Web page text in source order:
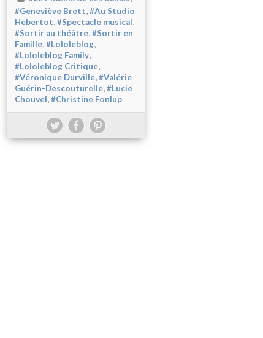
#Geneviève Brett,#Au Studio
Hebertot,#Spectacle musical,
#Sortir au théâtre,#Sortir en
Famille,#Lololeblog,
#Lololeblog Family,
#Lololeblog Critique,
#Véronique Durville,#Valérie
Guérin-Descouturelle,#Lucie
Chouvel,#Christine Fonlup